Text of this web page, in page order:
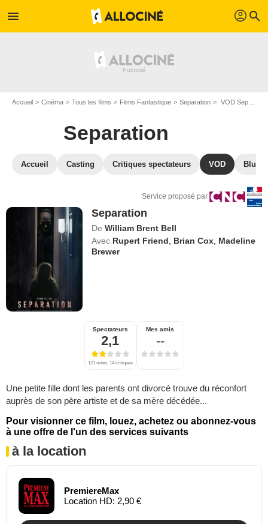
menu profil search
Accueil Cinéma Tous les films Films Fantastique Separation VOD Separation
Separation
Accueil Casting Critiques spectateurs VOD Blu-
Service proposé par
Separation
De William Brent Bell
Avec Rupert Friend Brian Cox Madeline
Brewer
Spectateurs
2,1
121 notes, 14 critiques
Mes amis
--
Une petite fille dont les parents ont divorcé trouve du réconfort
auprès de son père artiste et de sa mère décédée...
Pour visionner ce film, louez, achetez ou abonnez-vous
à une offre de l'un des services suivants
à la location
PremiereMax
Location HD: 2,90 €